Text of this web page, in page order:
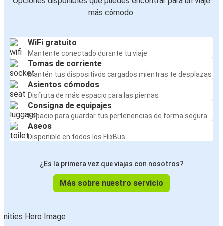
más cómodo:
WiFi gratuito
Mantente conectado durante tu viaje
Tomas de corriente
Mantén tus dispositivos cargados mientras te desplazas
Asientos cómodos
Disfruta de más espacio para las piernas
Consigna de equipajes
Espacio para guardar tus pertenencias de forma segura
Aseos
Disponible en todos los FlixBus
¿Es la primera vez que viajas con nosotros?
Más sobre nuestro servicio